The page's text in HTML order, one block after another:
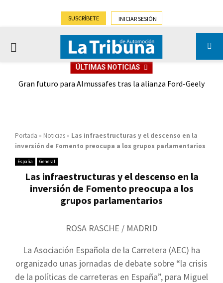
SUSCRÍBETE INICIAR SESIÓN
PRIMARY
ÚLTIMAS NOTICIAS
Gran futuro para Almussafes tras la alianza Ford-Geely
Portada » Noticias » Las infraestructuras y el descenso en la
inversión de Fomento preocupa a los grupos parlamentarios
España General
Las infraestructuras y el descenso en la
inversión de Fomento preocupa a los
grupos parlamentarios
ROSA RASCHE / MADRID
La Asociación Española de la Carretera (AEC) ha
organizado unas jornadas de debate sobre “la crisis
de la políticas de carreteras en España”, para Miguel